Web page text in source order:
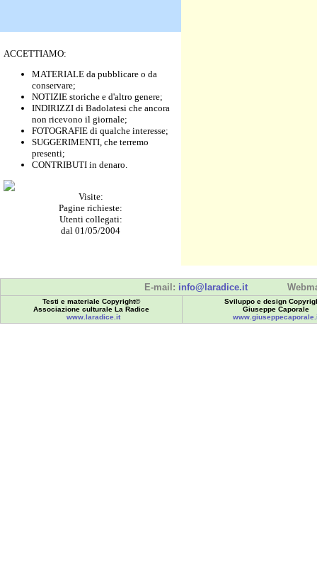
ACCETTIAMO:
MATERIALE da pubblicare o da
conservare;
NOTIZIE storiche e d'altro genere;
INDIRIZZI di Badolatesi che ancora
non ricevono il giornale;
FOTOGRAFIE di qualche interesse;
SUGGERIMENTI, che terremo
presenti;
CONTRIBUTI in denaro.
Visite:
Pagine richieste:
Utenti collegati:
dal 01/05/2004
E-mail: info@laradice.it
Testi e materiale Copyright©
Associazione culturale La Radice
www.laradice.it
Sviluppo e design
Giuseppe Caporale